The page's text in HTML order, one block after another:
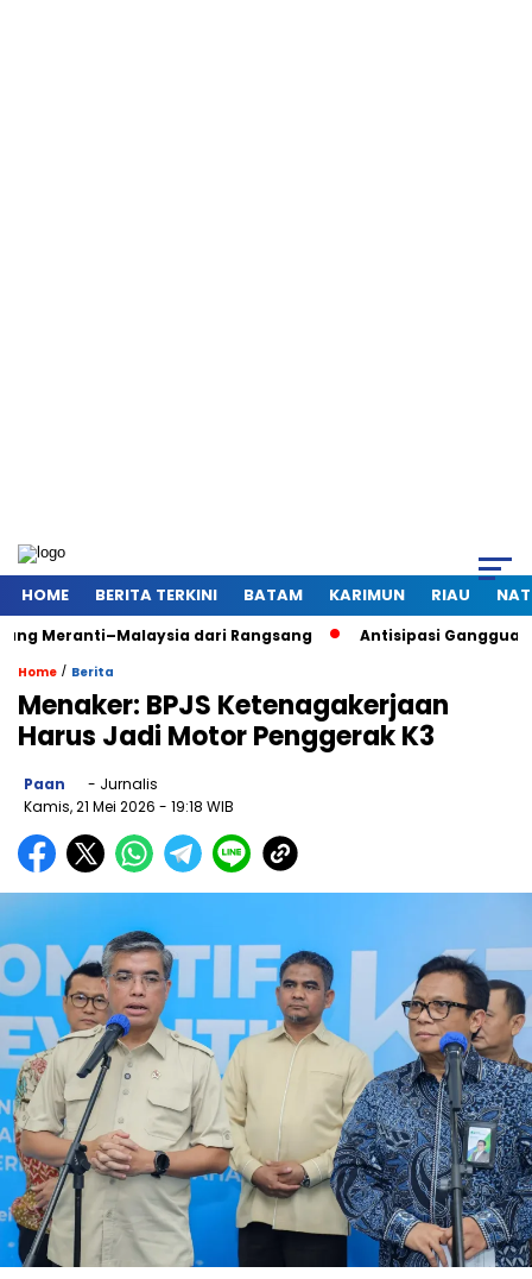
HOME BERITA TERKINI BATAM KARIMUN RIAU
dari Rangsang Antisipasi Gangguan
Home / Berita
Menaker: BPJS Ketenagakerjaan
Harus Jadi Motor Penggerak K3
Paan
- Jurnalis
Kamis, 21 Mei 2026 - 19:18 WIB